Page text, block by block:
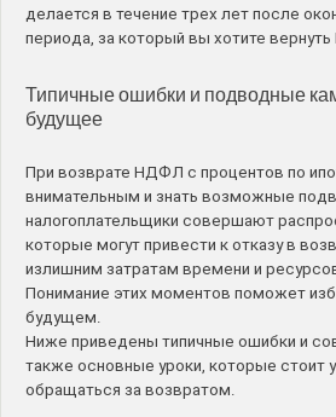
делается в течение трех лет после
периода, за который вы хотите
Типичные ошибки и подводные
будущее
При возврате НДФЛ с процентов по
внимательным и знать возможные
налогоплательщики совершают
которые могут привести к отказу в
излишним затратам времени и
Понимание этих моментов поможет
будущем.
Ниже приведены типичные ошибки и
также основные уроки, которые стоит
обращаться за возвратом.